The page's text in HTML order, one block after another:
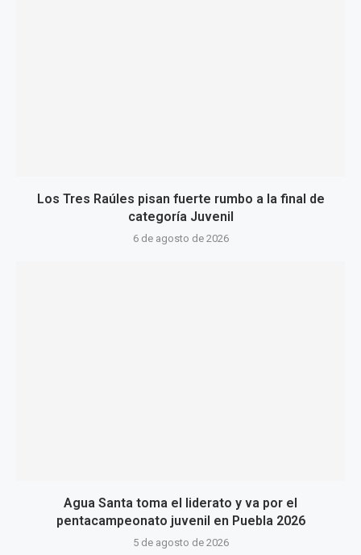
Los Tres Raúles pisan fuerte rumbo a la final de
categoría Juvenil
6 de agosto de 2026
Agua Santa toma el liderato y va por el
pentacampeonato juvenil en Puebla 2026
5 de agosto de 2026